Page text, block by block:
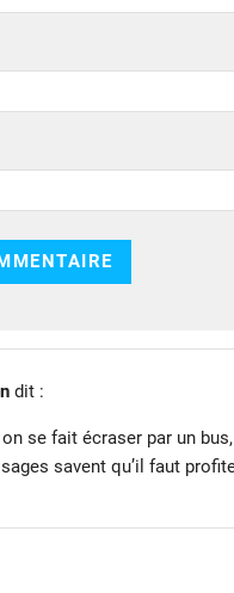
dit :
se fait écraser par un
savent qu’il faut